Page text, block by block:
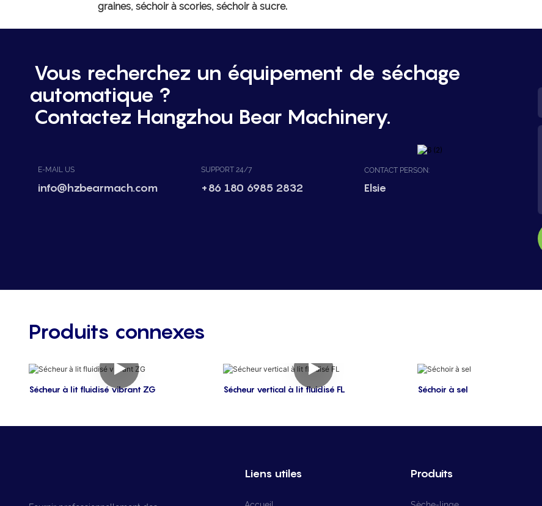
graines, séchoir à scories, séchoir à sucre.
Vous recherchez un équipement de séchage
automatique ?
Contactez Hangzhou Bear Machinery.
E-MAIL US
info@hzbearmach.com
SUPPORT 24/7
+86 180 6985 2832
CONTACT PERSON:
Elsie
Produits connexes
Sécheur à lit fluidisé vibrant ZG Sécheur vertical à lit fluidisé FL Séchoir à sel
Liens utiles Produits